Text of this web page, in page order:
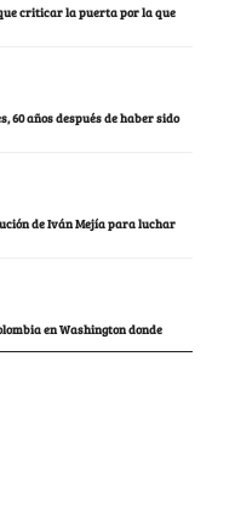
criticar la puerta por la que
60 años después de haber sido
de Iván Mejía para luchar
en Washington donde